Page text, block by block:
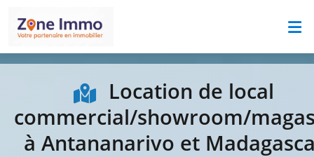
Location de local
commercial/showroom/
à Antananarivo et